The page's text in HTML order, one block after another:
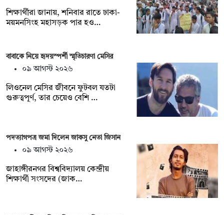
শিক্ষার্থীরা জানায়, শনিবার রাতে ঢাকা-
ময়মনসিংহ মহাসড়ক পার হও…
বাবাকে নিয়ে হৃদয়স্পর্শী স্মৃতিচারণা মেসির
০৯ আগস্ট ২০২৬
লিওনেল মেসির জীবনে ফুটবল যতটা
গুরুত্বপূর্ণ, তার চেয়েও বেশি …
পদত্যাগপত্র জমা দিলেন জাকসু নেতা জিসান
০৯ আগস্ট ২০২৬
জাহাঙ্গীরনগর বিশ্ববিদ্যালয় কেন্দ্রীয়
শিক্ষার্থী সংসদের (জাক…